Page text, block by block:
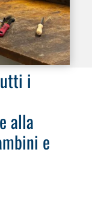
i
alla
e